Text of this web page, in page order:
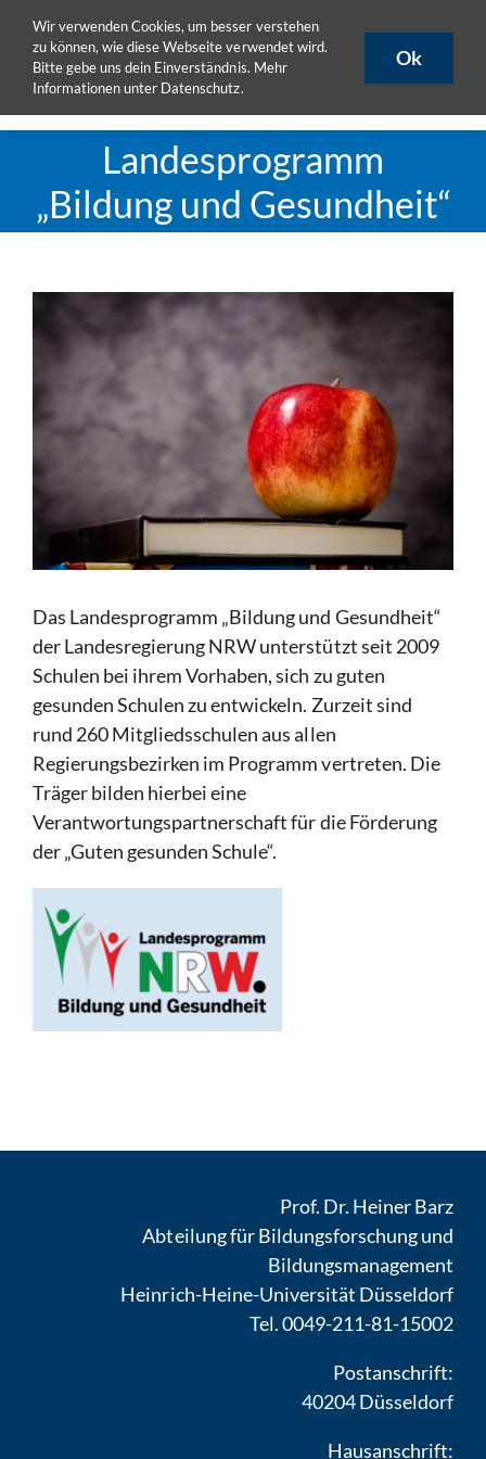
Inhalt
springen
ULB ULB-Katalog HISLSF
Toggle
Aktuelles
Projekte
Publikationen
eLearning
DoktorandInnen
Materialpool
Landesprogramm
„Bildung und Gesundheit“
grösseres
Bild
Das Landesprogramm „Bildung und Gesundheit“
der Landesregierung NRW unterstützt seit 2009
Schulen bei ihrem Vorhaben, sich zu guten
gesunden Schulen zu entwickeln. Zurzeit sind
rund 260 Mitgliedsschulen aus allen
Regierungsbezirken im Programm vertreten. Die
Träger bilden hierbei eine
Verantwortungspartnerschaft für die Förderung
der „Guten gesunden Schule“.
Prof. Dr. Heiner Barz
Abteilung für Bildungsforschung und
Bildungsmanagement
Heinrich-Heine-Universität Düsseldorf
Tel. 0049-211-81-15002
Postanschrift:
40204 Düsseldorf
Hausanschrift:
Wir verwenden Cookies, um besser verstehen
zu können, wie diese Webseite verwendet wird.
Bitte gebe uns dein Einverständnis. Mehr
Informationen unter Datenschutz.
Ok